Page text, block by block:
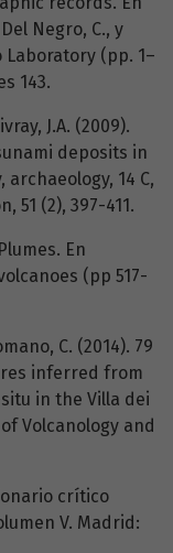
Negro, C., y
Laboratory (pp. 1–
143.
J.A. (2009).
deposits in
14 C,
51 (2), 397-411.
En
(pp 517-
C. (2014). 79
inferred from
in the Villa dei
Volcanology and
crítico
V. Madrid: